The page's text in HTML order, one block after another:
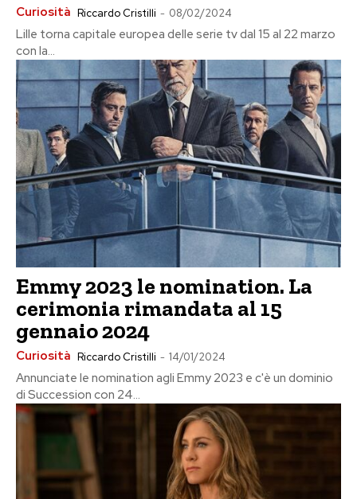
Curiosità Riccardo Cristilli - 08/02/2024
Lille torna capitale europea delle serie tv dal 15 al 22 marzo
con la...
Emmy 2023 le nomination. La
cerimonia rimandata al 15
gennaio 2024
Curiosità Riccardo Cristilli - 14/01/2024
Annunciate le nomination agli Emmy 2023 e c'è un dominio
di Succession con 24...